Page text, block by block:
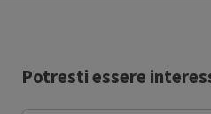
Potresti essere